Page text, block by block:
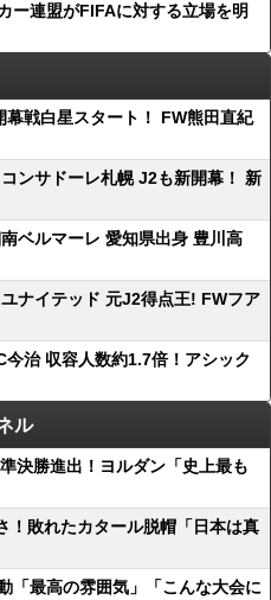
ー連盟がFIFAに対する立場を明
幕戦白星スタート！ FW熊田直紀
コンサドーレ札幌 J2も新開幕！ 新
南ベルマーレ 愛知県出身 豊川高
ユナイテッド 元J2得点王! FWフア
今治 収容人数約1.7倍！アシック
ル
決勝進出！ヨルダン「史上最も
！敗れたカタール脱帽「日本は真
「最高の雰囲気」「こんな大会に